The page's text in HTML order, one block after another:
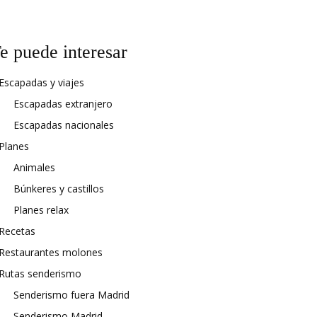
puede interesar
y viajes
Escapadas extranjero
Escapadas nacionales
Animales
Búnkeres y castillos
Planes relax
molones
senderismo
Senderismo fuera Madrid